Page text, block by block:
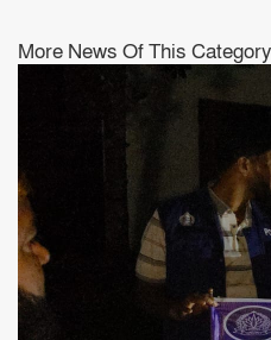
More News Of This Category